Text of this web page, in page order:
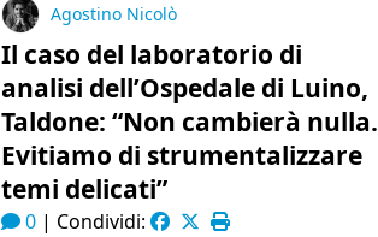
Agostino Nicolò
Il caso del laboratorio di
analisi dell’Ospedale di Luino,
Taldone: “Non cambierà nulla.
Evitiamo di strumentalizzare
temi delicati”
0 | Condividi: